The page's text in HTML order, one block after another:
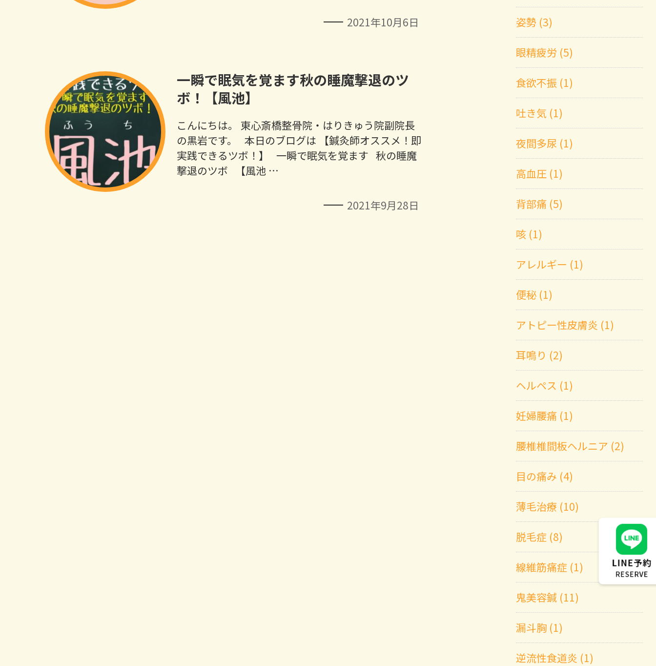
2021年10月6日
一瞬で眠気を覚ます秋の睡魔撃退のツ
ボ！【風池】
こんにちは。 東心斎橋整骨院・はりきゅう院副院長
の黒岩です。 本日のブログは 【鍼灸師オススメ！即
実践できるツボ！】 一瞬で眠気を覚ます 秋の睡魔
撃退のツボ 【風池 …
2021年9月28日
姿勢 (3)
眼精疲労 (5)
食欲不振 (1)
吐き気 (1)
夜間多尿 (1)
高血圧 (1)
背部痛 (5)
咳 (1)
アレルギー (1)
便秘 (1)
アトピー性皮膚炎 (1)
耳鳴り (2)
ヘルペス (1)
妊婦腰痛 (1)
腰椎椎間板ヘルニア (2)
目の痛み (4)
薄毛治療 (10)
脱毛症 (8)
線維筋痛症 (1)
鬼美容鍼 (11)
漏斗胸 (1)
逆流性食道炎 (1)